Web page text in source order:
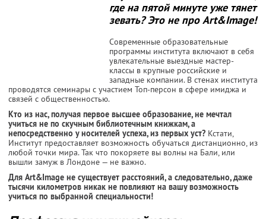
где на пятой минуте уже тянет
зевать? Это не про Art&Image!
Современные образовательные
программы института включают в себя
увлекательные выездные мастер-
классы в крупные российские и
западные компании. В стенах института
проводятся семинары с участием Топ-персон в сфере имиджа и
связей с общественностью.
Кто из нас, получая первое высшее образование, не мечтал
учиться не по скучным библиотечным книжкам, а
непосредственно у носителей успеха, из первых уст? Кстати,
Институт предоставляет возможность обучаться дистанционно, из
любой точки мира. Так что покоряете вы волны на Бали, или
вышли замуж в Лондоне — не важно.
Для Art&Image не существует расстояний, а следовательно, даже
тысячи километров никак не повлияют на вашу возможность
учиться по выбранной специальности!